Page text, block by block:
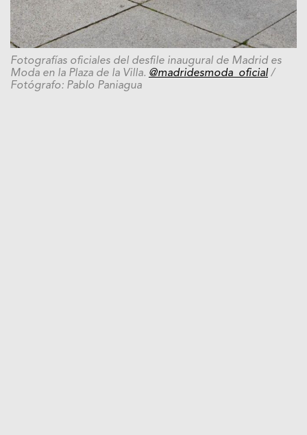
Fotografías oficiales del desfile inaugural de Madrid es
Moda en la Plaza de la Villa. @madridesmoda_oficial /
Fotógrafo: Pablo Paniagua